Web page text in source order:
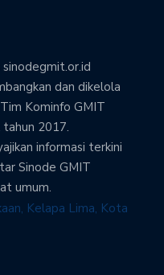
sinodegmit.or.id
dan dikelola
Kominfo GMIT
tahun 2017.
informasi terkini
Sinode GMIT
umum.
Kelapa Lima, Kota